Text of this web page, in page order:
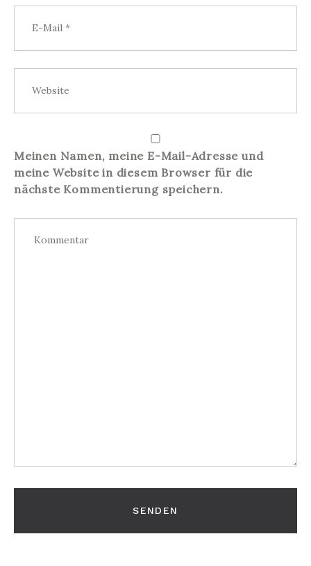
Meinen Namen, meine E-Mail-Adresse und
meine Website in diesem Browser für die
nächste Kommentierung speichern.